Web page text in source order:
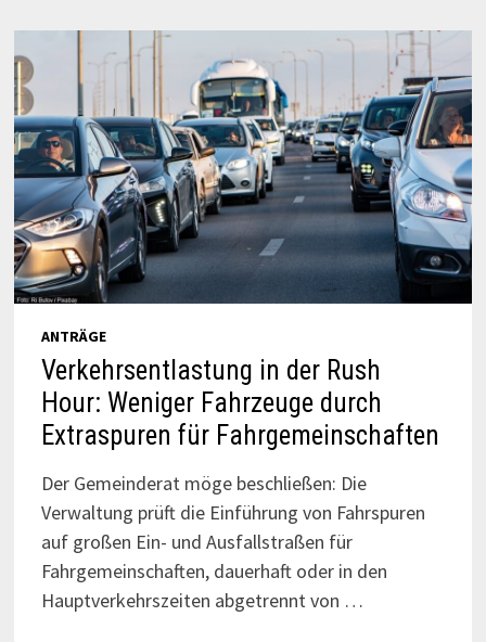
ANTRÄGE
Verkehrsentlastung in der Rush
Hour: Weniger Fahrzeuge durch
Extraspuren für Fahrgemeinschaften
Der Gemeinderat möge beschließen: Die
Verwaltung prüft die Einführung von Fahrspuren
auf großen Ein- und Ausfallstraßen für
Fahrgemeinschaften, dauerhaft oder in den
Hauptverkehrszeiten abgetrennt von …